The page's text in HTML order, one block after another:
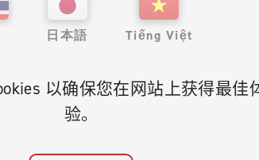
日本語 Tiếng Việt
以确保您在网站上获得最佳
验。